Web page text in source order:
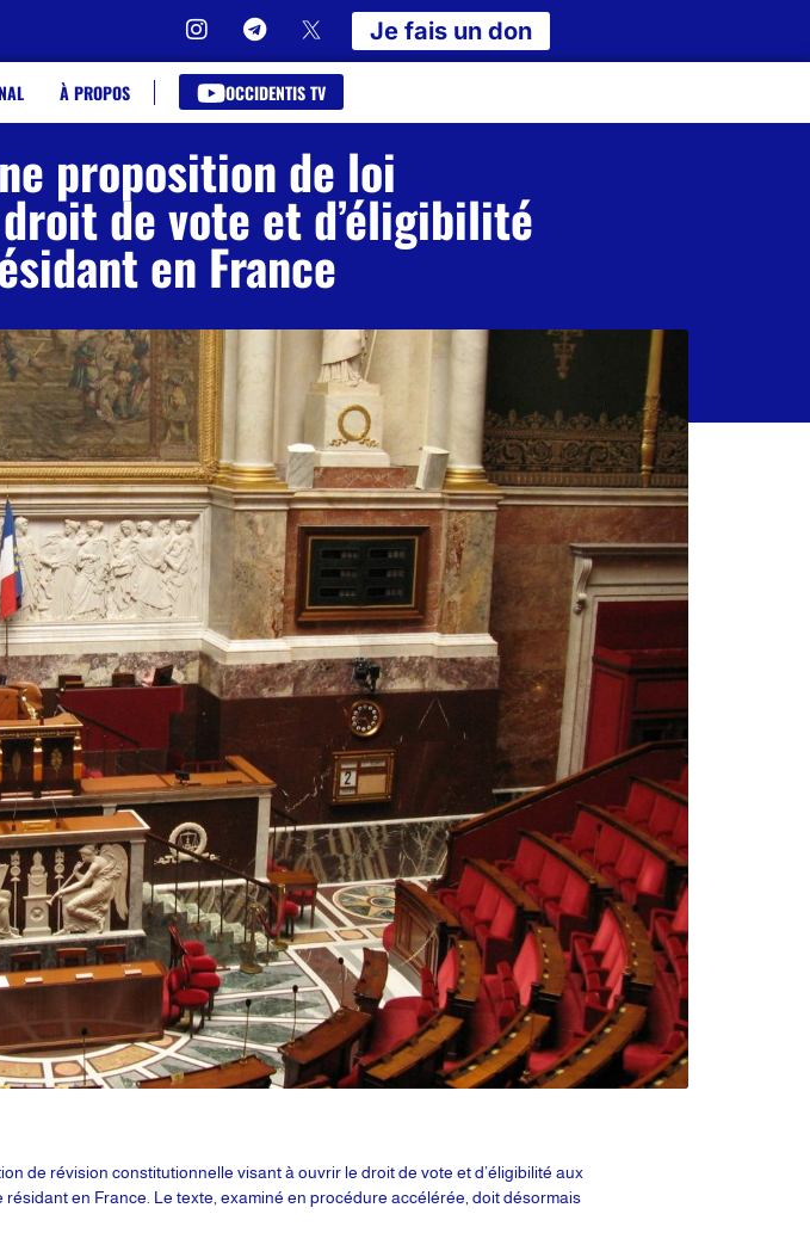
Je fais un don
À PROPOS OCCIDENTIS TV
proposition de loi
de vote et d’éligibilité
en France
de révision constitutionnelle visant à ouvrir le droit de vote et d’éligibilité aux
en France. Le texte, examiné en procédure accélérée, doit désormais